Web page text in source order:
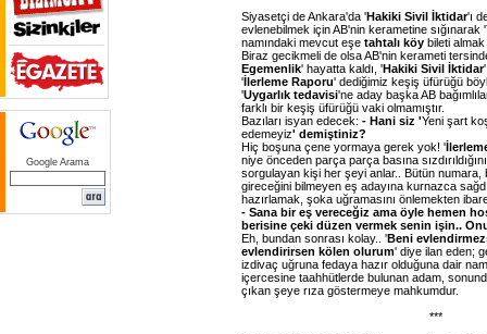
Google Arama
Siyasetçi de Ankara'da 'Hakiki Sivil İktidar'ı
evlenebilmek için AB'nin kerametine sığınarak '
namındaki mevcut eşe tahtalı köy bileti
Biraz gecikmeli de olsa AB'nin kerameti
Egemenlik' hayatta kaldı, 'Hakiki Sivil İktidar'
'İlerleme Raporu' dediğimiz keşiş üfürüğü
'Uygarlık tedavisi'ne aday başka AB
farklı bir keşiş üfürüğü vaki olmamıştır.
Bazıları isyan edecek: - Hani siz 'Yeni şart
edemeyiz' demiştiniz?
Hiç boşuna çene yormaya gerek yok! '
niye önceden parça parça basına
sorgulayan kişi her şeyi anlar.. Bütün numara,
gireceğini bilmeyen eş adayına kurnazca
hazırlamak, şoka uğramasını önlemekten
- Sana bir eş vereceğiz ama öyle hemen
berisine çeki düzen vermek senin işin..
Eh, bundan sonrası kolay.. 'Beni
evlendirirsen kölen olurum' diye ilan eden;
izdivaç uğruna fedaya hazır olduğuna dair
içercesine taahhütlerde bulunan adam,
çıkan şeye rıza göstermeye mahkumdur.
***